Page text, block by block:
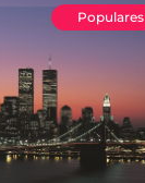
Populares